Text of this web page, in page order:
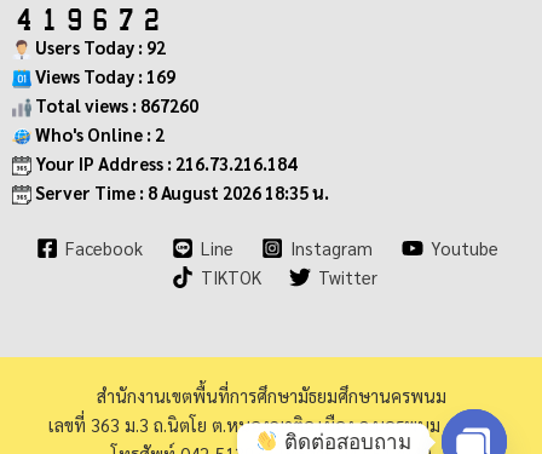
Users Today : 92
Views Today : 169
Total views : 867260
Who's Online : 2
Your IP Address : 216.73.216.184
Server Time : 8 August 2026 18:35 น.
Facebook Line Instagram
Youtube
TIKTOK
Twitter
สำนักงานเขตพื้นที่การศึกษามัธยมศึกษานครพนม
เลขที่ 363 ม.3 ถ.นิตโย ต.หนองญาติอ.เมือง จ.นครพนม 48000
ติดต่อสอบถาม